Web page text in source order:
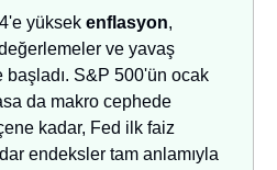
yüksek enflasyon,
ve yavaş
başladı. S&P 500'ün ocak
da makro cephede
kadar, Fed ilk faiz
endeksler tam anlamıyla